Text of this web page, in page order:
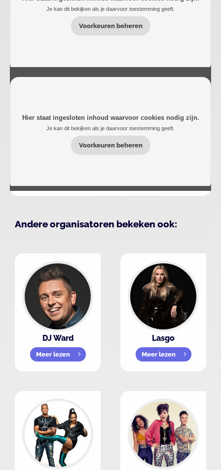
Je kan dit bekijken als je daarvoor toestemming geeft.
Voorkeuren beheren
Hier staat ingesloten inhoud waarvoor cookies nodig zijn.
Je kan dit bekijken als je daarvoor toestemming geeft.
Voorkeuren beheren
Andere organisatoren bekeken ook:
DJ Ward
Meer lezen
Lasgo
Meer lezen